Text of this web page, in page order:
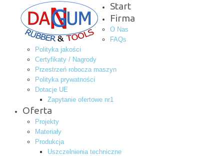
Start
Firma
O Nas
FAQs
Polityka jakości
Certyfikaty / Nagrody
Przestrzeń robocza maszyn
Polityka prywatności
Dotacje UE
Zapytanie ofertowe nr1
Oferta
Projekty
Materiały
Produkcja
Uszczelnienia techniczne